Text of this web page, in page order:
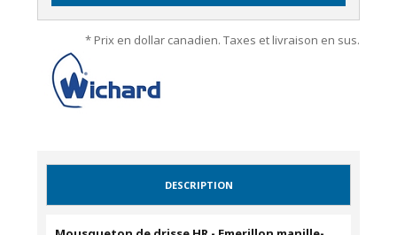
* Prix en dollar canadien. Taxes et livraison en sus.
DESCRIPTION